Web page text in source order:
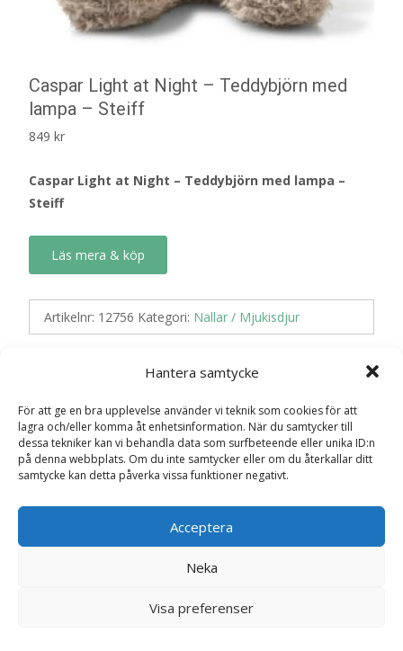
Hantera samtycke
För att ge en bra upplevelse använder vi teknik som cookies för att
lagra och/eller komma åt enhetsinformation. När du samtycker till
dessa tekniker kan vi behandla data som surfbeteende eller unika ID:n
på denna webbplats. Om du inte samtycker eller om du återkallar ditt
samtycke kan detta påverka vissa funktioner negativt.
Acceptera
Neka
Visa preferenser
Caspar Light at Night – Teddybjörn med
lampa – Steiff
849 kr
Caspar Light at Night – Teddybjörn med lampa –
Steiff
Läs mera & köp
Artikelnr: 12756 Kategori: Nallar / Mjukisdjur
Recensioner (0)
Recensioner
Bli först med att recensera ”Caspar Light
at Night – Teddybjörn med lampa – Steiff”